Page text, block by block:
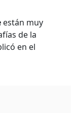
están muy
de la
en el